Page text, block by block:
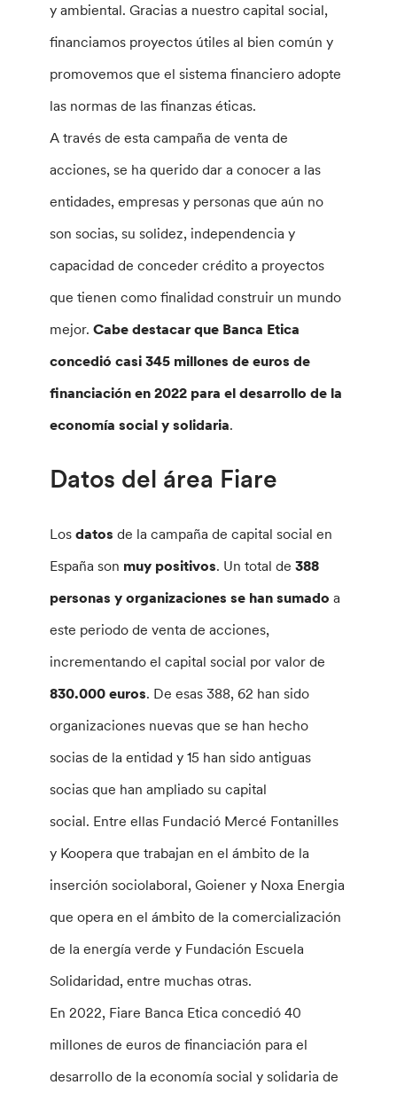
y ambiental. Gracias a nuestro capital social,
financiamos proyectos útiles al bien común y
promovemos que el sistema financiero adopte
las normas de las finanzas éticas.
A través de esta campaña de venta de
acciones, se ha querido dar a conocer a las
entidades, empresas y personas que aún no
son socias, su solidez, independencia y
capacidad de conceder crédito a proyectos
que tienen como finalidad construir un mundo
mejor.Cabe destacar que Banca Etica
concedió casi 345 millones de euros de
financiación en 2022 para el desarrollo de la
economía social y solidaria.
Datos del área Fiare
Los datosde la campaña de capital social en
España son muy positivos. Un total de 388
personas y organizaciones se han sumado a
este periodo de venta de acciones,
incrementando el capital social por valor de
830.000 euros. De esas 388, 62 han sido
organizaciones nuevas que se han hecho
socias de la entidad y 15 han sido antiguas
socias que han ampliado su capital
social. Entre ellas Fundació Mercé Fontanilles
y Koopera que trabajan en el ámbito de la
inserción sociolaboral, Goiener y Noxa Energia
que opera en el ámbito de la comercialización
de la energía verde y Fundación Escuela
Solidaridad, entre muchas otras.
En 2022, Fiare Banca Etica concedió 40
millones de euros de financiación para el
desarrollo de la economía social y solidaria de